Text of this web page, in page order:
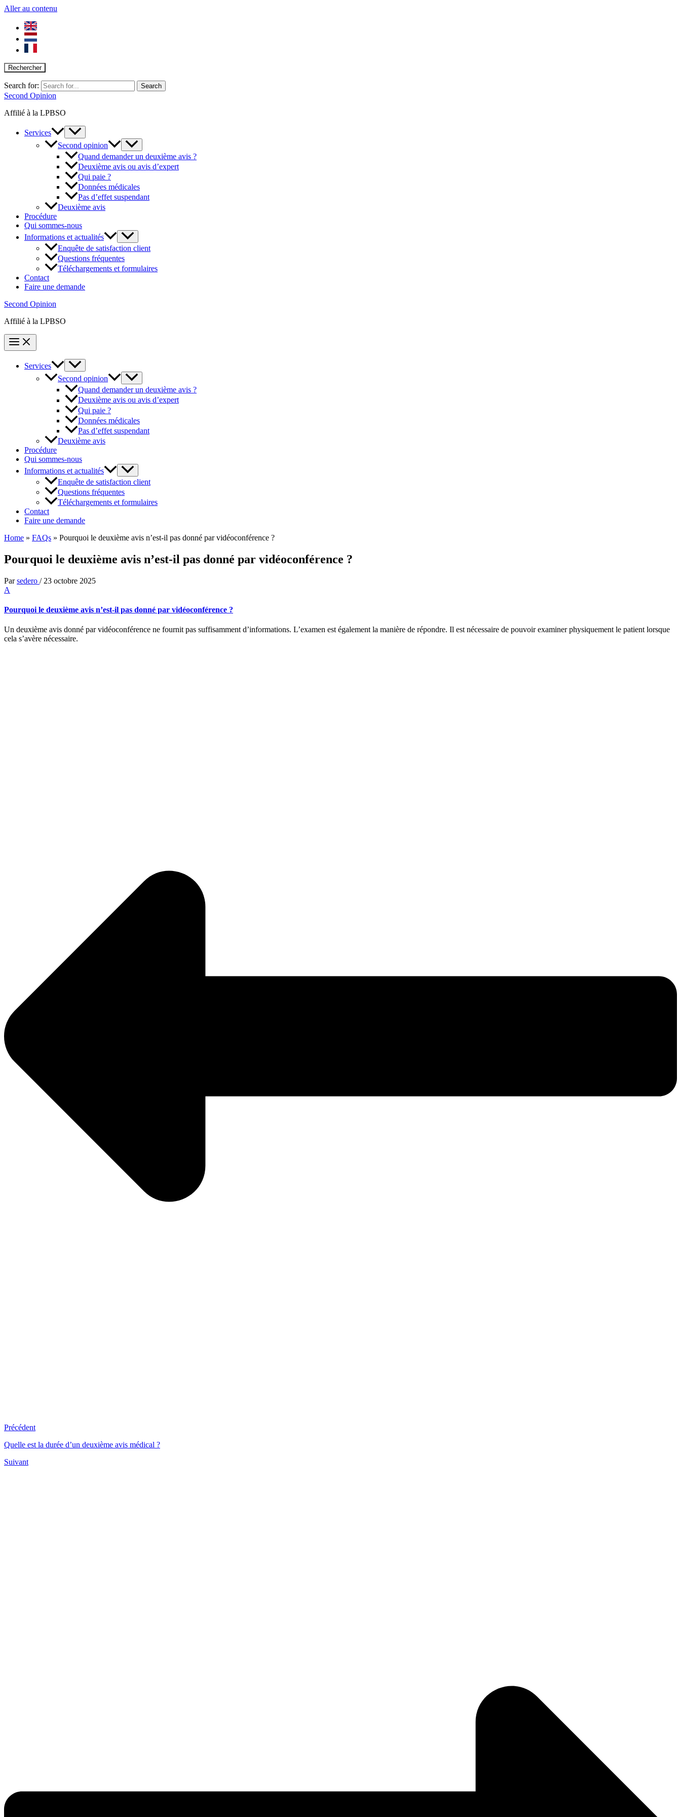
Aller au contenu
Rechercher
Search for:
Second Opinion
Affilié à la LPBSO
Services
Second opinion
Quand demander un deuxième avis ?
Deuxième avis ou avis d’expert
Qui paie ?
Données médicales
Pas d’effet suspendant
Deuxième avis
Procédure
Qui sommes-nous
Informations et actualités
Enquête de satisfaction client
Questions fréquentes
Téléchargements et formulaires
Contact
Faire une demande
Second Opinion
Affilié à la LPBSO
Services
Second opinion
Quand demander un deuxième avis ?
Deuxième avis ou avis d’expert
Qui paie ?
Données médicales
Pas d’effet suspendant
Deuxième avis
Procédure
Qui sommes-nous
Informations et actualités
Enquête de satisfaction client
Questions fréquentes
Téléchargements et formulaires
Contact
Faire une demande
Home » FAQs » Pourquoi le deuxième avis n’est-il pas donné par vidéoconférence ?
Pourquoi le deuxième avis n’est-il pas donné par vidéoconférence ?
Parsedero / 23 octobre 2025
A
Pourquoi le deuxième avis n’est-il pas donné par vidéoconférence ?
Un deuxième avis donné par vidéoconférence ne fournit pas suffisamment d’informations. L’examen est également la manière de répondre. Il est nécessaire de pouvoir examiner physiquement le patient lorsque
cela s’avère nécessaire.
Précédent
Quelle est la durée d’un deuxième avis médical ?
Suivant